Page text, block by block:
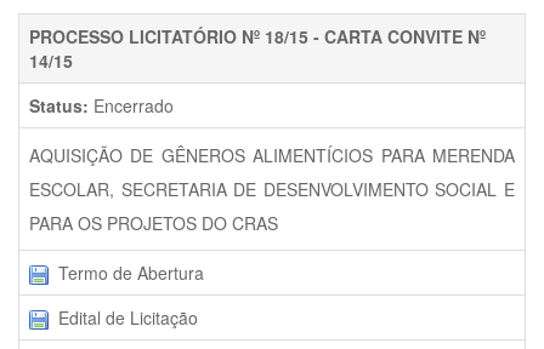
PROCESSO LICITATÓRIO Nº 18/15 - CARTA CONVITE Nº
14/15
Status: Encerrado
AQUISIÇÃO DE GÊNEROS ALIMENTÍCIOS PARA MERENDA
ESCOLAR, SECRETARIA DE DESENVOLVIMENTO SOCIAL E
PARA OS PROJETOS DO CRAS
Termo de Abertura
Edital de Licitação